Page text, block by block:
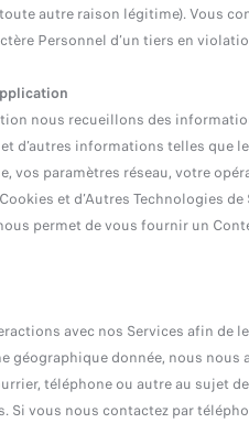
autre raison légitime). Vous
Personnel d’un tiers en
nous recueillons des
d’autres informations telles
vos paramètres réseau, votre
et d’Autres Technologies
permet de vous fournir un
avec nos Services afin de
géographique donnée, nous
téléphone ou autre au
vous nous contactez par